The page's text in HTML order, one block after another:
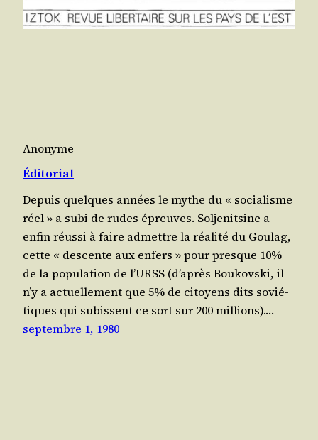
Anonyme
Éditorial
Depuis quelques années le mythe du « socia­lisme
réel » a subi de rudes épreuves. Sol­je­nit­sine a
enfin réus­si à faire admettre la réa­li­té du Gou­lag,
cette « des­cente aux enfers » pour presque 10%
de la popu­la­tion de l’URSS (d’a­près Bou­kovs­ki, il
n’y a actuel­le­ment que 5% de citoyens dits sovié­
tiques qui subissent ce sort sur 200 mil­lions).…
septembre 1, 1980